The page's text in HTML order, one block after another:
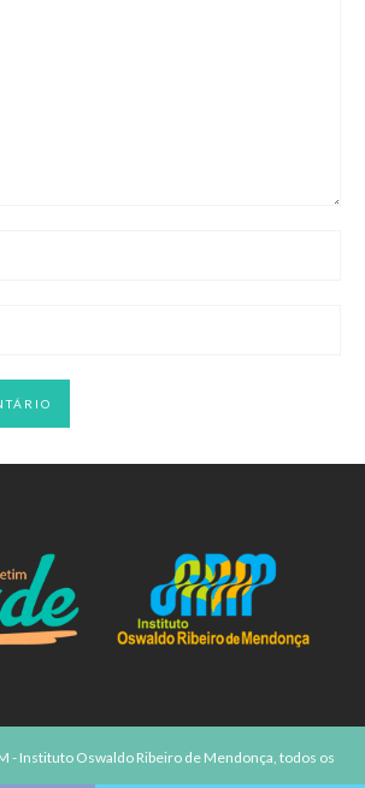
- Instituto Oswaldo Ribeiro de Mendonça, todos os